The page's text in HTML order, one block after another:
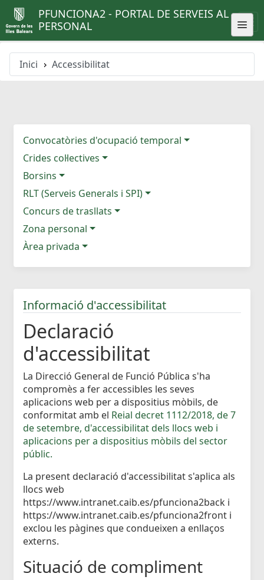
PFUNCIONA2 - PORTAL DE SERVEIS AL
PERSONAL
Inici Accessibilitat
Convocatòries d'ocupació temporal
Crides col·lectives
Borsins
RLT (Serveis Generals i SPI)
Concurs de trasllats
Zona personal
Àrea privada
Informació d'accessibilitat
Declaració
d'accessibilitat
La Direcció General de Funció Pública s'ha
compromès a fer accessibles les seves
aplicacions web per a dispositius mòbils, de
conformitat amb el Reial decret 1112/2018, de 7
de setembre, d'accessibilitat dels llocs web i
aplicacions per a dispositius mòbils del sector
públic.
La present declaració d'accessibilitat s'aplica als
llocs web
https://www.intranet.caib.es/pfunciona2back i
https://www.intranet.caib.es/pfunciona2front i
exclou les pàgines que condueixen a enllaços
externs.
Situació de compliment